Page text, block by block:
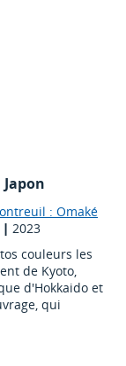
: Omaké
| 2023
couleurs les
de Kyoto,
d'Hokkaido et
qui